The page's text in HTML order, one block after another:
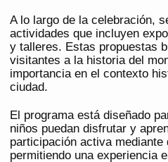
A lo largo de la celebración,
actividades que incluyen
y talleres. Estas propuestas
visitantes a la historia del
importancia en el contexto
ciudad.
El programa está diseñado
niños puedan disfrutar y
participación activa
permitiendo una experiencia